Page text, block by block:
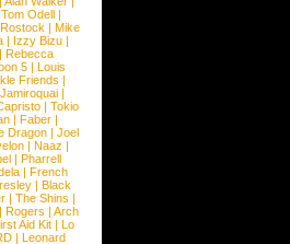
Tom Odell |
| Mike
| Izzy Bizu|
| Rebecca
5 | Louis
Friends |
Jamiroquai|
| Tokio
| Faber |
Dragon| Joel
| Naaz |
| Pharrell
| French
| Black
| The Shins |
| Rogers | Arch
Aid Kit | Lo
| Leonard